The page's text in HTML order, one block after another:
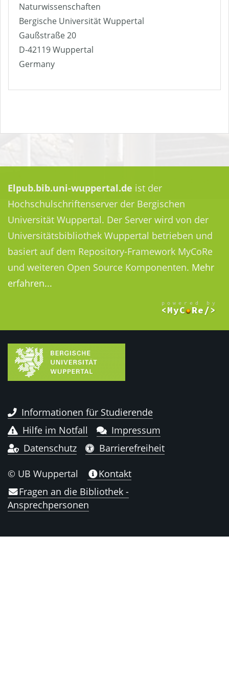
Naturwissenschaften
Bergische Universität Wuppertal
Gaußstraße 20
D-42119 Wuppertal
Germany
Elpub.bib.uni-wuppertal.de ist der
Hochschulschriftenserver der Bergischen
Universität Wuppertal. Der Server wird von der
Universitätsbibliothek Wuppertal betrieben und
basiert auf dem Repository-Framework MyCoRe
und weiteren Open Source Komponenten. Mehr
erfahren...
Informationen für Studierende
Hilfe im Notfall
Impressum
Datenschutz
Barrierefreiheit
© UB Wuppertal
Kontakt
Fragen an die Bibliothek -
Ansprechpersonen